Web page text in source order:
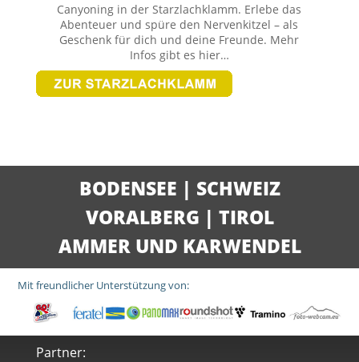
Canyoning in der Starzlachklamm. Erlebe das
Abenteuer und spüre den Nervenkitzel – als
Geschenk für dich und deine Freunde. Mehr
Infos gibt es hier…
BODENSEE | SCHWEIZ
VORALBERG | TIROL
AMMER UND KARWENDEL
Mit freundlicher Unterstützung von:
Partner: